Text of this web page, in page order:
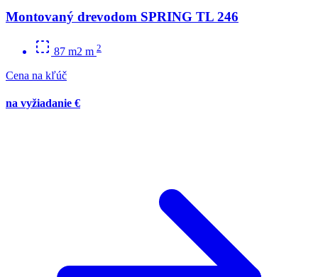
Montovaný drevodom SPRING TL 246
87 m2 m 2
Cena na kľúč
na vyžiadanie €